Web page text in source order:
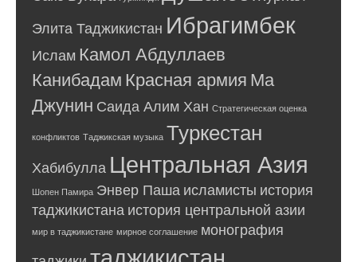
Элита Таджикистан Ибрагимбек
Ислам Камол Абдуллаев
КанибадамКрасная армияМа
Джунин Саида Алим Хан Стратегическая оценка
конфликтов Таджикская музыка Туркестан
Хабибулла Центральная Азия
Шопен Памира Энвер Паша исламисты история
таджикистана история центральной азии
мир в таджикистане мирное соглашение монография